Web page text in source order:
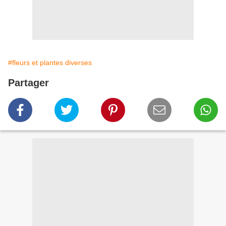
#fleurs et plantes diverses
Partager